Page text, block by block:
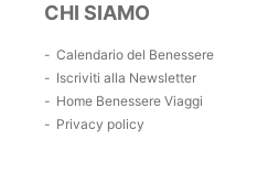
CHI SIAMO
Calendario del Benessere
Iscriviti alla Newsletter
Home Benessere Viaggi
Privacy policy